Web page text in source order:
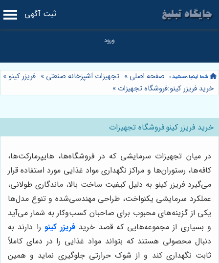
ثبت آگهی
صفحه اصلی » تجهیزات آشپزخانه صنعتی » فریزر کینو »
خرید فریزر کینو:فروشگاه تجهیزات »
خرید فریزر کینو:فروشگاه تجهیزات
در میان تجهیزات سرمایشی که در فروشگاه‌ها، هایپرمارکت‌ها،
کافه‌ها، رستوران‌ها و مراکز نگهداری مواد غذایی مورد استفاده قرار
می‌گیرد فریزر کینو به دلیل کیفیت ساخت بالا، ماندگاری طولانی،
عملکرد سرمایشی یکنواخت، طراحی مهندسی‌شده و تنوع مدل‌ها
یکی از گزینه‌های محبوب برای صاحبان کسب‌وکار به شمار می‌آید
و بسیاری از مجموعه‌هایی که قصد خرید فریزر کینو را دارند به
دنبال محصولی هستند که بتواند مواد غذایی را در دمای کاملاً
ثابت نگهداری کند و از شوک حرارتی جلوگیری نماید و همین